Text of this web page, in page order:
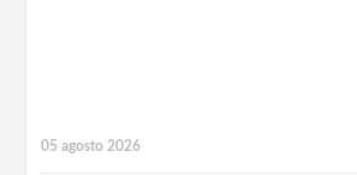
05 agosto 2026